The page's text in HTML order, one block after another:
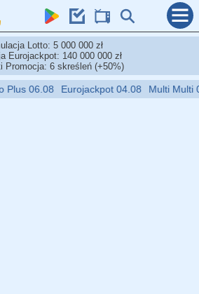
Lotto: 5 000 000 zł
Eurojackpot: 140 000 000 zł
Promocja: 6 skreśleń (+50%)
06.08 Eurojackpot 04.08 Multi Multi 06.08